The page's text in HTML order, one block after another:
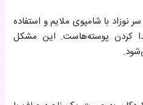
با شامپوی ملایم و استفاده
کردن پوسته‌هاست. این مشکل